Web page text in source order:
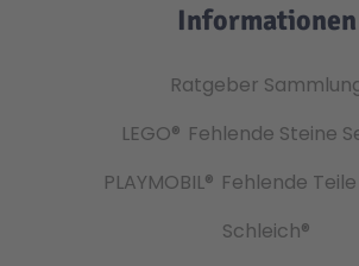
Informationen
Ratgeber
LEGO® Fehlende Steine
PLAYMOBIL® Fehlende
Schleich®